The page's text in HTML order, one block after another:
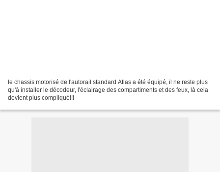
le chassis motorisé de l'autorail standard Atlas a été équipé, il ne reste plus
qu'à installer le décodeur, l'éclairage des compartiments et des feux, là cela
devient plus compliqué!!!